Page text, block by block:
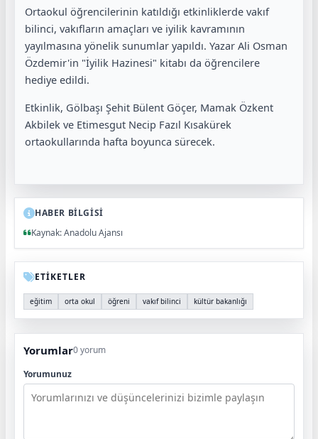
Ortaokul öğrencilerinin katıldığı etkinliklerde vakıf
bilinci, vakıfların amaçları ve iyilik kavramının
yayılmasına yönelik sunumlar yapıldı. Yazar Ali Osman
Özdemir'in "İyilik Hazinesi" kitabı da öğrencilere
hediye edildi.
Etkinlik, Gölbaşı Şehit Bülent Göçer, Mamak Özkent
Akbilek ve Etimesgut Necip Fazıl Kısakürek
ortaokullarında hafta boyunca sürecek.
HABER BİLGİSİ
Kaynak: Anadolu Ajansı
ETİKETLER
eğitim orta okul öğreni vakıf bilinci kültür bakanlığı
Yorumlar0 yorum
Yorumunuz